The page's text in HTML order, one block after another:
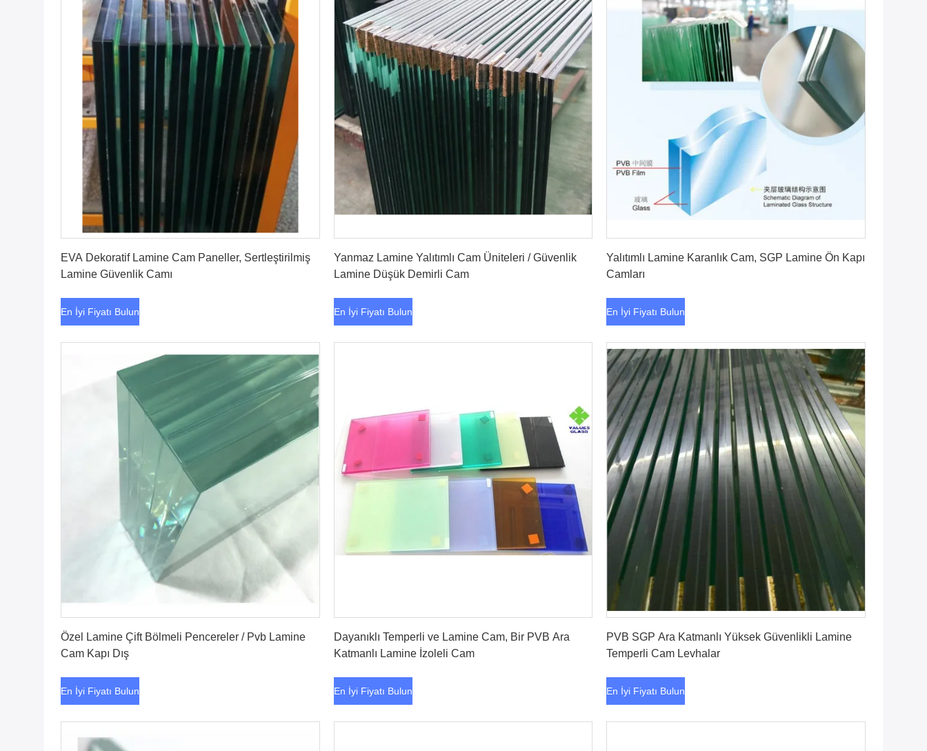
EVA Dekoratif Lamine Cam Paneller, Sertleştirilmiş
Lamine Güvenlik Camı
En İyi Fiyatı Bulun
Yanmaz Lamine Yalıtımlı Cam Üniteleri / Güvenlik
Lamine Düşük Demirli Cam
En İyi Fiyatı Bulun
Yalıtımlı Lamine Karanlık Cam, SGP Lamine Ön Kapı
Camları
En İyi Fiyatı Bulun
Özel Lamine Çift Bölmeli Pencereler / Pvb Lamine
Cam Kapı Dış
En İyi Fiyatı Bulun
Dayanıklı Temperli ve Lamine Cam, Bir PVB Ara
Katmanlı Lamine İzoleli Cam
En İyi Fiyatı Bulun
PVB SGP Ara Katmanlı Yüksek Güvenlikli Lamine
Temperli Cam Levhalar
En İyi Fiyatı Bulun